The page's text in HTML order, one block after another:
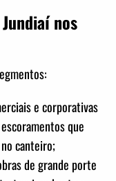
nos
e corporativas
que
canteiro;
de grande porte